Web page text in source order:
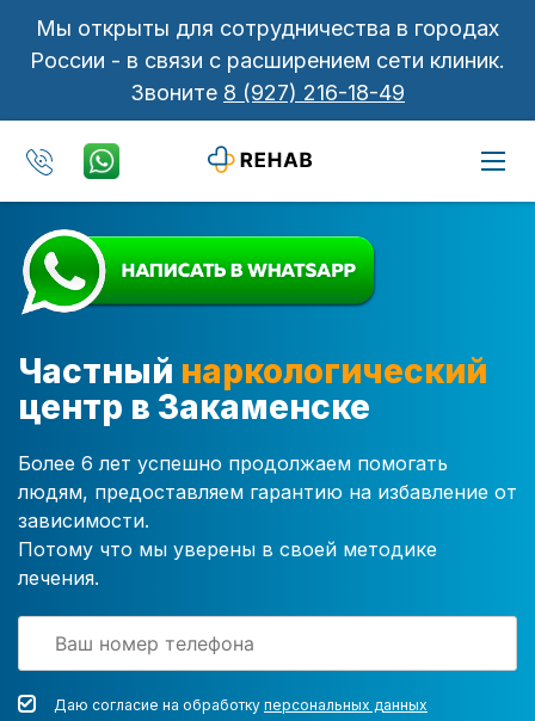
Мы открыты для сотрудничества в городах
России - в связи с расширением сети клиник.
Звоните 8 (927) 216-18-49
Частный наркологический
центр в Закаменске
Более 6 лет успешно продолжаем помогать
людям, предоставляем гарантию на избавление от
зависимости.
Потому что мы уверены в своей методике
лечения.
Даю согласие на обработку персональных данных